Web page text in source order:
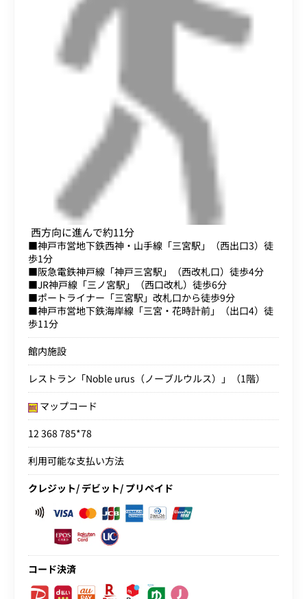
西方向に進んで約11分
■神戸市営地下鉄西神・山手線「三宮駅」（西出口3）徒
歩1分
■阪急電鉄神戸線「神戸三宮駅」（西改札口）徒歩4分
■JR神戸線「三ノ宮駅」（西口改札）徒歩6分
■ポートライナー「三宮駅」改札口から徒歩9分
■神戸市営地下鉄海岸線「三宮・花時計前」（出口4）徒
歩11分
館内施設
レストラン「Noble urus（ノーブルウルス）」（1階）
マップコード
12 368 785*78
利用可能な支払い方法
クレジット/ デビット/ プリペイド
コード決済